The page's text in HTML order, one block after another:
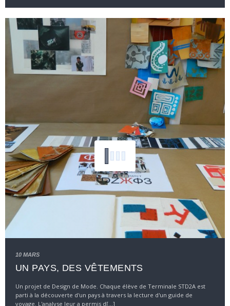
10 MARS
UN PAYS, DES VÊTEMENTS
Un projet de Design de Mode. Chaque élève de Terminale STD2A est
parti à la découverte d'un pays à travers la lecture d'un guide de
voyage. L'analyse leur a permis d[...]